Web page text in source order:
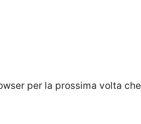
per la prossima volta che